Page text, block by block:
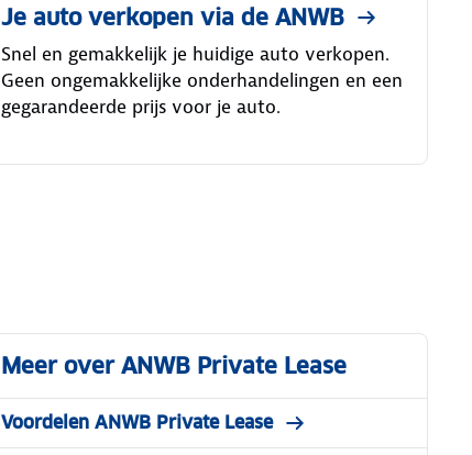
Je auto verkopen via de ANWB
Snel en gemakkelijk je huidige auto verkopen.
Geen ongemakkelijke onderhandelingen en een
gegarandeerde prijs voor je auto.
Meer over ANWB Private Lease
Voordelen ANWB Private Lease